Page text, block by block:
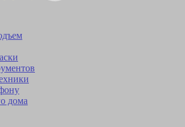
дома